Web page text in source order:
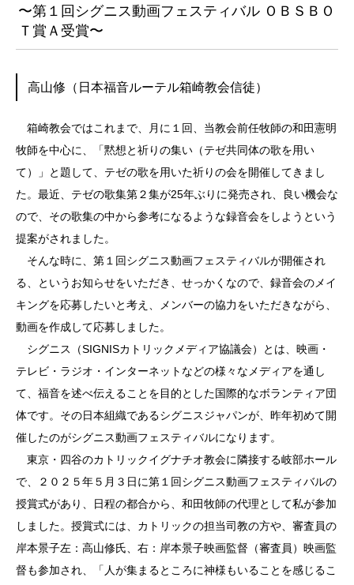
〜第１回シグニス動画フェスティバル ＯＢＳＢＯ
Ｔ賞Ａ受賞〜
高山修（日本福音ルーテル箱崎教会信徒）
箱崎教会ではこれまで、月に１回、当教会前任牧師の和田憲明
牧師を中心に、「黙想と祈りの集い（テゼ共同体の歌を用い
て）」と題して、テゼの歌を用いた祈りの会を開催してきまし
た。最近、テゼの歌集第２集が25年ぶりに発売され、良い機会な
ので、その歌集の中から参考になるような録音会をしようという
提案がされました。
そんな時に、第１回シグニス動画フェスティバルが開催され
る、というお知らせをいただき、せっかくなので、録音会のメイ
キングを応募したいと考え、メンバーの協力をいただきながら、
動画を作成して応募しました。
シグニス（SIGNISカトリックメディア協議会）とは、映画・
テレビ・ラジオ・インターネットなどの様々なメディアを通し
て、福音を述べ伝えることを目的とした国際的なボランティア団
体です。その日本組織であるシグニスジャパンが、昨年初めて開
催したのがシグニス動画フェスティバルになります。
東京・四谷のカトリックイグナチオ教会に隣接する岐部ホール
で、２０２５年５月３日に第１回シグニス動画フェスティバルの
授賞式があり、日程の都合から、和田牧師の代理として私が参加
しました。授賞式には、カトリックの担当司教の方や、審査員の
岸本景子左：高山修氏、右：岸本景子映画監督（審査員）映画監
督も参加され、「人が集まるところに神様もいることを感じるこ